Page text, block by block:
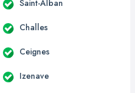
Saint-Alban
Challes
Ceignes
Izenave